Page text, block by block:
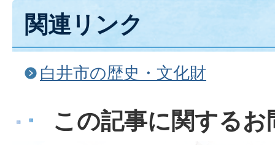
関連リンク
白井市の歴史・文化財
この記事に関する